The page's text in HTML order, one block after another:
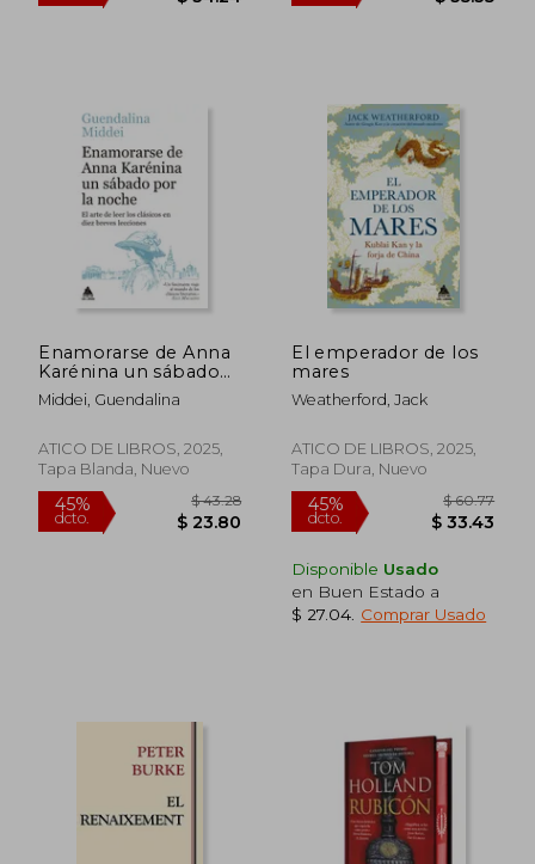
45%
dcto.
45%
dcto.
Enamorarse de Anna
Karénina un sábado
por la noche
Middei, Guendalina
ATICO DE LIBROS, 2025,
Tapa Blanda, Nuevo
dcto. $ 23.80
El emperador de los
mares
Weatherford, Jack
ATICO DE LIBROS, 2025,
Tapa Dura, Nuevo
Disponible Usado
en Buen Estado a
$ 27.04 Comprar Usado